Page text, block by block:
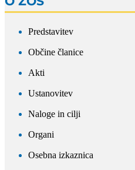
Predstavitev
Občine članice
Akti
Ustanovitev
Naloge in cilji
Organi
Osebna izkaznica